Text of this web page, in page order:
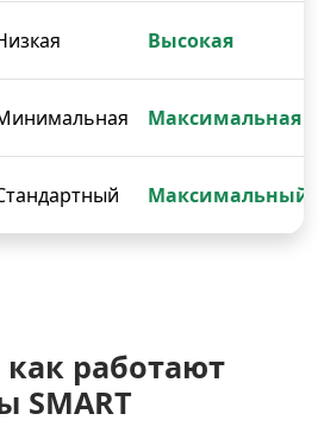
Высокая
Максимальная
Максимальный
работают
SMART